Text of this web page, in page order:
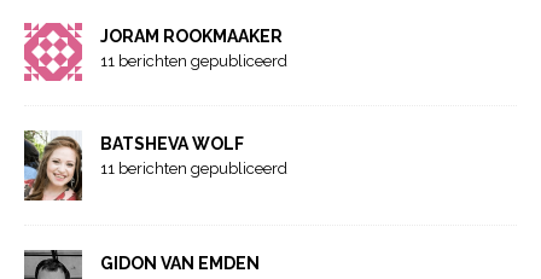
JORAM ROOKMAAKER
11 berichten gepubliceerd
BATSHEVA WOLF
11 berichten gepubliceerd
GIDON VAN EMDEN